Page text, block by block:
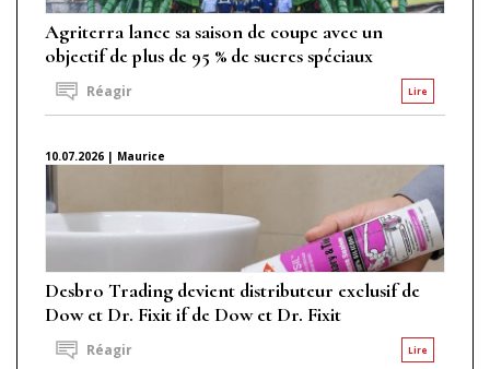
Agriterra lance sa saison de coupe avec un
objectif de plus de 95 % de sucres spéciaux
Lire
Réagir
10.07.2026 | Maurice
Desbro Trading devient distributeur exclusif de
Dow et Dr. Fixit if de Dow et Dr. Fixit
Lire
Réagir